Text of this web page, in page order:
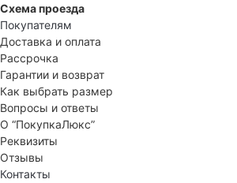
Схема проезда
Покупателям
Доставка и оплата
Рассрочка
Гарантии и возврат
Как выбрать размер
Вопросы и ответы
О “ПокупкаЛюкс”
Реквизиты
Отзывы
Контакты